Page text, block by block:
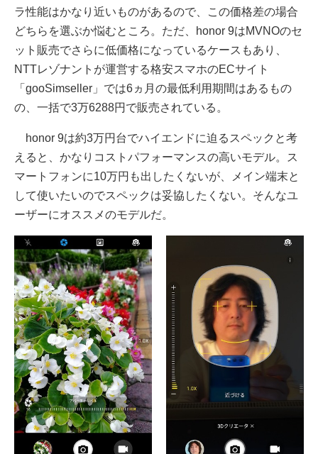
ラ性能はかなり近いものがあるので、この価格差の場合
どちらを選ぶか悩むところ。ただ、honor 9はMVNOのセ
ット販売でさらに低価格になっているケースもあり、
NTTレゾナントが運営する格安スマホのECサイト
「gooSimseller」では6ヵ月の最低利用期間はあるもの
の、一括で3万6288円で販売されている。
honor 9は約3万円台でハイエンドに迫るスペックと考
えると、かなりコストパフォーマンスの高いモデル。ス
マートフォンに10万円も出したくないが、メイン端末と
して使いたいのでスペックは妥協したくない。そんなユ
ーザーにオススメのモデルだ。